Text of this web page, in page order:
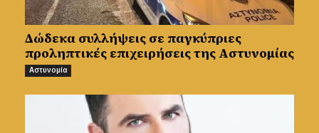
Δώδεκα συλλήψεις σε παγκύπριες
προληπτικές επιχειρήσεις της Αστυνομίας
Αστυνομία